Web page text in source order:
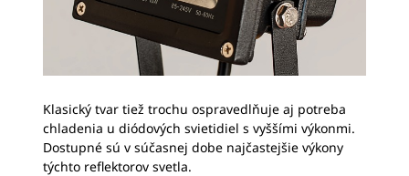
Klasický tvar tiež trochu ospravedlňuje aj potreba
chladenia u diódových svietidiel s vyššími výkonmi.
Dostupné sú v súčasnej dobe najčastejšie výkony
týchto reflektorov svetla.